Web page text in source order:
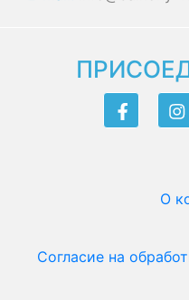
О
Согласие на